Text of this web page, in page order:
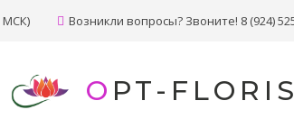
МСК) Возникли вопросы? Звоните! 8 (924)
OPT-